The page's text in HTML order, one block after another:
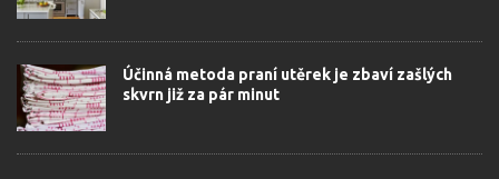
Účinná metoda praní utěrek je zbaví zašlých
skvrn již za pár minut